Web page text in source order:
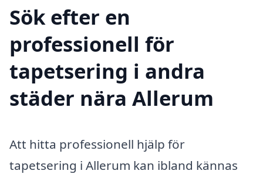
Sök efter en
professionell för
tapetsering i andra
städer nära Allerum
Att hitta professionell hjälp för
tapetsering i Allerum kan ibland kännas